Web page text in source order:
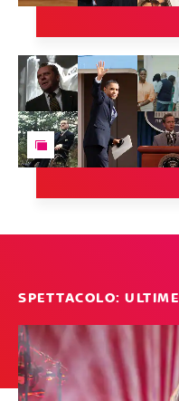
SPETTACOLO: